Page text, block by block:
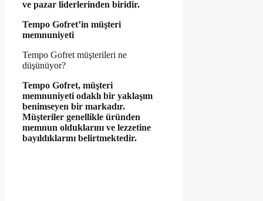
ve pazar liderlerinden biridir.
Tempo Gofret’in müşteri
memnuniyeti
Tempo Gofret müşterileri ne
düşünüyor?
Tempo Gofret, müşteri
memnuniyeti odaklı bir yaklaşım
benimseyen bir markadır.
Müşteriler genellikle üründen
memnun olduklarını ve lezzetine
bayıldıklarını belirtmektedir.